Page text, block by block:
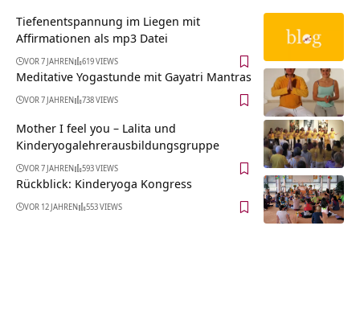
Tiefenentspannung im Liegen mit
Affirmationen als mp3 Datei
VOR 7 JAHREN 619 VIEWS
Meditative Yogastunde mit Gayatri Mantras
VOR 7 JAHREN 738 VIEWS
Mother I feel you – Lalita und
Kinderyogalehrerausbildungsgruppe
VOR 7 JAHREN 593 VIEWS
Rückblick: Kinderyoga Kongress
VOR 12 JAHREN 553 VIEWS